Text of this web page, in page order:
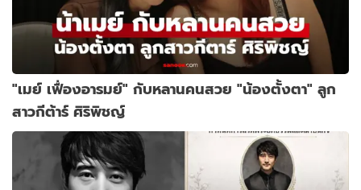
"เมย์ เฟื่องอารมย์" กับหลานคนสวย "น้องตั้งตา" ลูก
สาวกีต้าร์ ศิริพิชญ์